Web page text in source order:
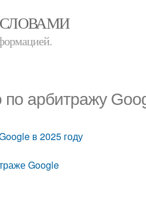
арбитражу
в 2025 году
Google